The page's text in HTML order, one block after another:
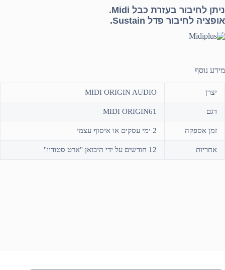
ניתן לחיבור בעזרת כבל Midi.
אופציה לחיבור פדל Sustain.
מידע נוסף
יצרן MIDI ORIGIN AUDIO
דגם MIDI ORIGIN61
זמן אספקה 2 ימי עסקים או איסוף עצמי
אחריות 12 חודשים על ידי היבואן "ארט סטודיו"